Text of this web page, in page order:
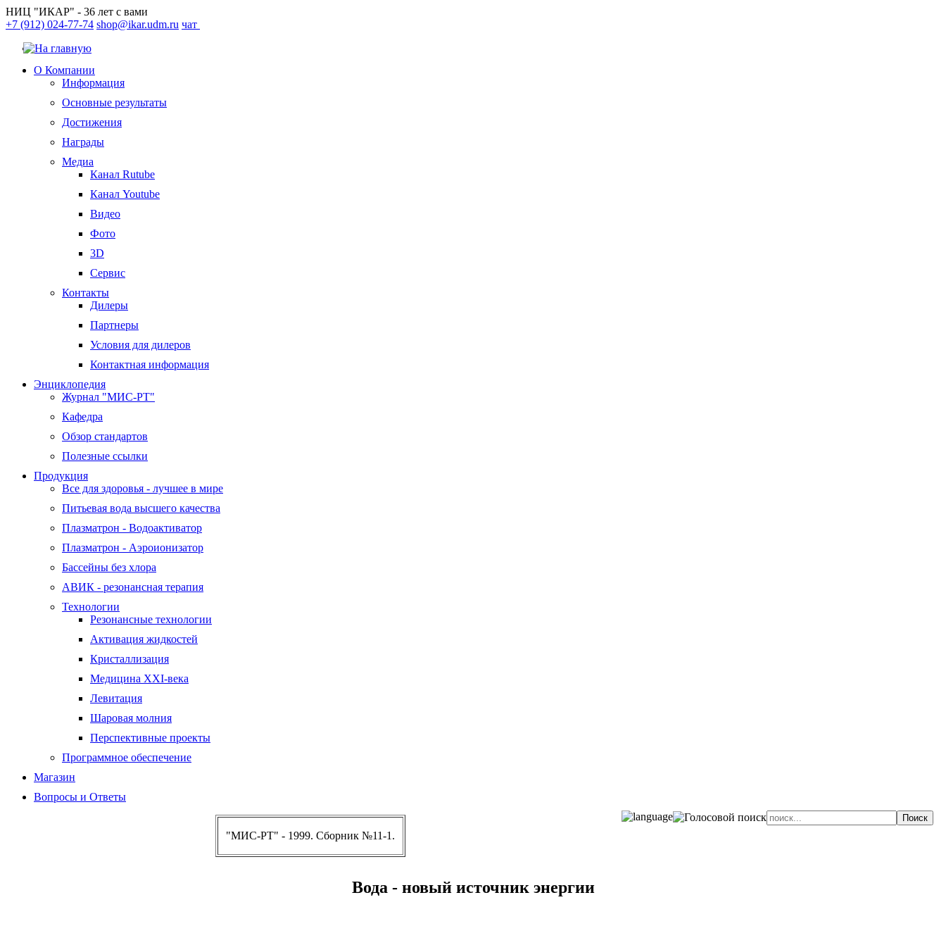
НИЦ "ИКАР" - 36 лет с вами
+7 (912) 024-77-74 shop@ikar.udm.ru чат
О Компании
Информация
Основные результаты
Достижения
Награды
Медиа
Канал Rutube
Канал Youtube
Видео
Фото
3D
Сервис
Контакты
Дилеры
Партнеры
Условия для дилеров
Контактная информация
Энциклопедия
Журнал "МИС-РТ"
Кафедра
Обзор стандартов
Полезные ссылки
Продукция
Все для здоровья - лучшее в мире
Питьевая вода высшего качества
Плазматрон - Водоактиватор
Плазматрон - Аэроионизатор
Бассейны без хлора
АВИК - резонансная терапия
Технологии
Резонансные технологии
Активация жидкостей
Кристаллизация
Медицина XXI-века
Левитация
Шаровая молния
Перспективные проекты
Программное обеспечение
Магазин
Вопросы и Ответы
"МИС-РТ" - 1999. Сборник №11-1.
Вода - новый источник энергии